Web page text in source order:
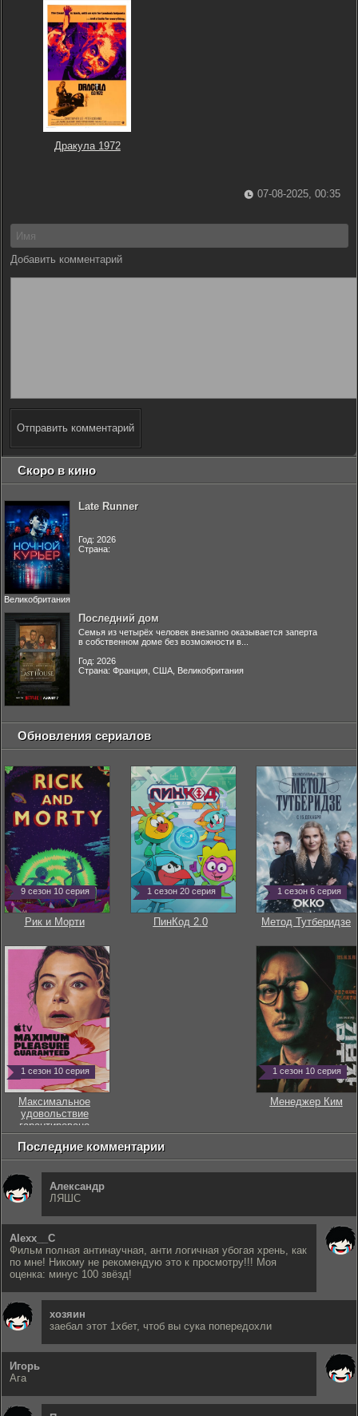
Дракула 1972
07-08-2025, 00:35
Добавить комментарий
Отправить комментарий
Скоро в кино
Late Runner
Год: 2026
Страна:
Великобритания
Последний дом
Семья из четырёх человек внезапно оказывается заперта
в собственном доме без возможности в...
Год: 2026
Страна: Франция, США, Великобритания
Обновления сериалов
9 сезон 10 серия
Рик и Морти
1 сезон 20 серия
ПинКод 2.0
1 сезон 6 серия
Метод Тутберидзе
1 сезон 10 серия
Максимальное
удовольствие
гарантировано
1 сезон 10 серия
Менеджер Ким
Последние комментарии
Александр
ЛЯШС
Alexx__C
Фильм полная антинаучная, анти логичная убогая хрень, как
по мне! Никому не рекомендую это к просмотру!!! Моя
оценка: минус 100 звёзд!
хозяин
заебал этот 1хбет, чтоб вы сука попередохли
Игорь
Ага